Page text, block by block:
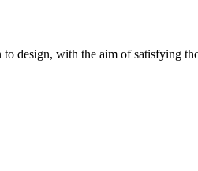
design, with the aim of satisfying